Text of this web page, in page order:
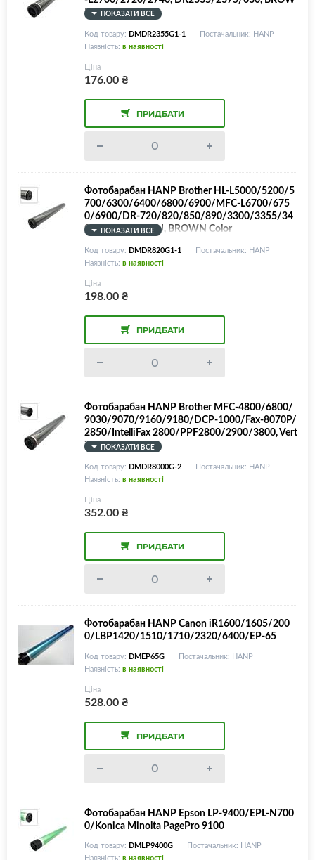
N ColorПОКАЗАТИ ВСЕ
Код товару: DMDR2355G1-1
Постачальник: HANP
Наявність: в наявності
Ціна
176.00₴
ПРИДБАТИ
Фотобарабан HANP Brother HL-L5000/5200/5
700/6300/6400/6800/6900/MFC-L6700/675
0/6900/DR-720/820/850/890/3300/3355/34
00/3455/51J/60J, BROWN Color
ПОКАЗАТИ ВСЕ
Код товару: DMDR820G1-1
Постачальник: HANP
Наявність: в наявності
Ціна
198.00₴
ПРИДБАТИ
Фотобарабан HANP Brother MFC-4800/6800/
9030/9070/9160/9180/DCP-1000/Fax-8070P/
2850/IntelliFax 2800/PPF2800/2900/3800, Vert
ical gearПОКАЗАТИ ВСЕ
Код товару: DMDR8000G-2
Постачальник: HANP
Наявність: в наявності
Ціна
352.00₴
ПРИДБАТИ
Фотобарабан HANP Canon iR1600/1605/200
0/LBP1420/1510/1710/2320/6400/EP-65
Код товару: DMEP65G
Постачальник: HANP
Наявність: в наявності
Ціна
528.00₴
ПРИДБАТИ
Фотобарабан HANP Epson LP-9400/EPL-N700
0/Konica Minolta PagePro 9100
Код товару: DMLP9400G
Постачальник: HANP
Наявність: в наявності